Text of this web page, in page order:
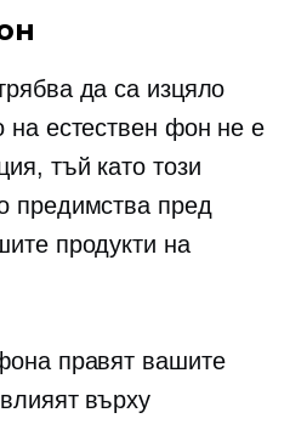
да са изцяло
на естествен фон не е
тъй като този
предимства пред
продукти на
правят вашите
върху